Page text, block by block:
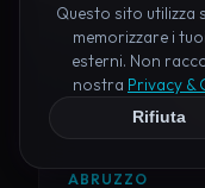
ABRUZZO
Questo sito
memorizzare i
esterni. Non
nostra Privacy &
Rifiuta